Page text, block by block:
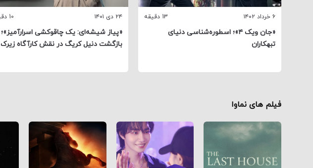
۶ خرداد ۱۴۰۲ 13 دقیقه
«جان ویک ۴»؛ اسطوره‌شناسی دنیای
تبهکاران
۲۴ دی ۱۴۰۱ 10 دقیقه
«پیاز شیشه‌ای: یک چاقوکشی اسرارآمیز»؛
بازگشت دنیل کریگ در نقش کارآگاه زیرک
فیلم های نماوا